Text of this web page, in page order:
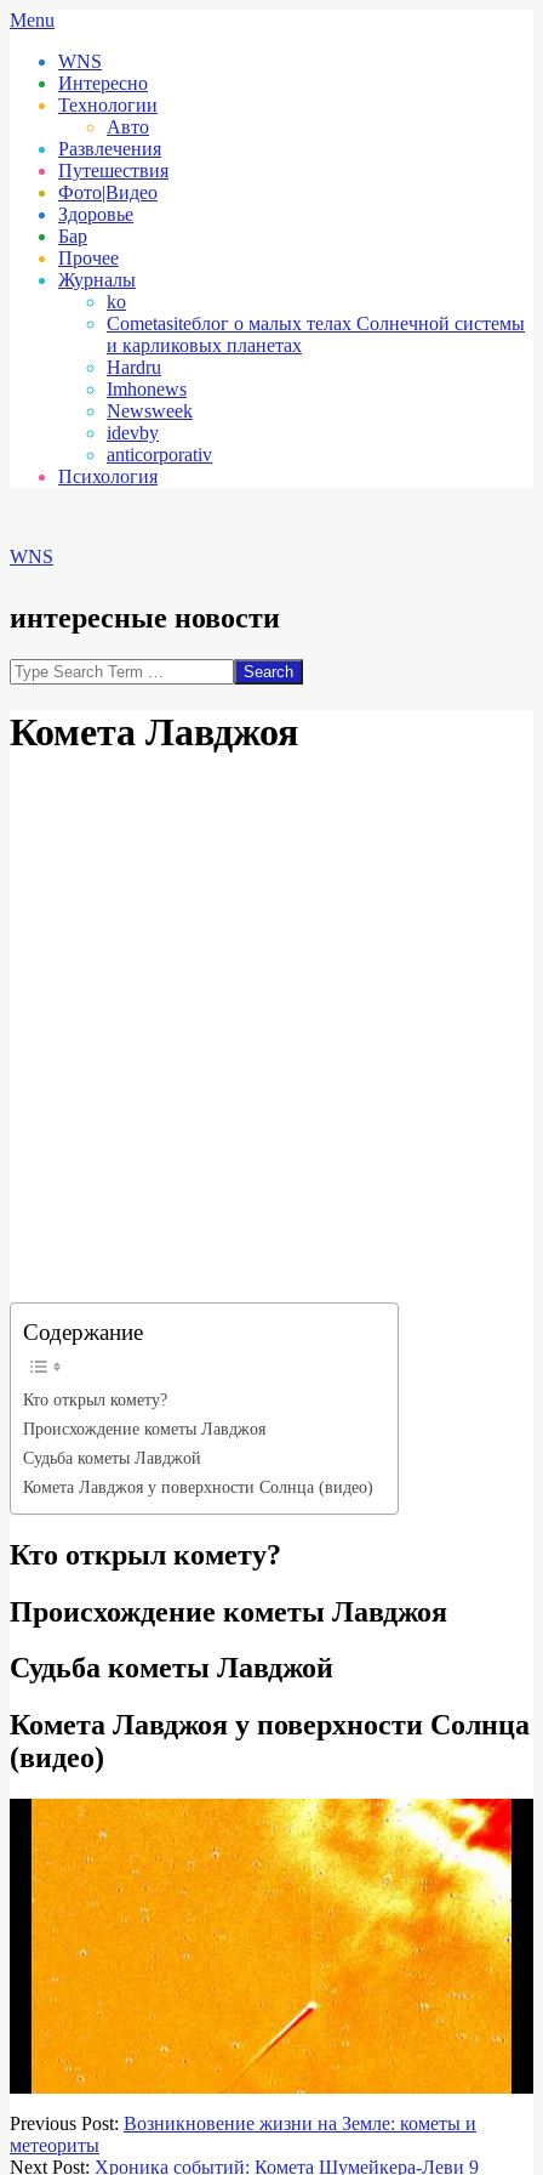
Skip
content
Secondary
Menu
Menu
WNS
Интересно
Технологии
Авто
Развлечения
Путешествия
Фото|Видео
Здоровье
Бар
Прочее
Журналы
ko
Cometasiteблог о малых телах Солнечной системы
и карликовых планетах
Hardru
Imhonews
Newsweek
idevby
anticorporativ
Психология
WNS
интересные новости
Search
Комета Лавджоя
Содержание
Кто открыл комету?
Происхождение кометы Лавджоя
Судьба кометы Лавджой
Комета Лавджоя у поверхности Солнца (видео)
Кто открыл комету?
Происхождение кометы Лавджоя
Судьба кометы Лавджой
Комета Лавджоя у поверхности Солнца
(видео)
2018-
03-
18
Previous Post: Возникновение жизни на Земле: кометы и
метеориты
Next Post: Хроника событий: Комета Шумейкера-Леви 9